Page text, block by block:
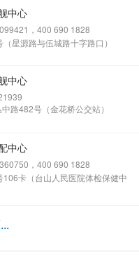
中心
，400 690 1828
星源路与伍城路十字路口）
中心
路482号（金花桥公交站）
中心
，400 690 1828
卡（台山人民医院体检保健中